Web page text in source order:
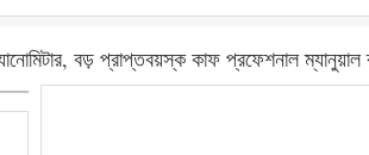
বড় প্রাপ্তবয়স্ক কাফ প্রফেশনাল ম্যানুয়াল